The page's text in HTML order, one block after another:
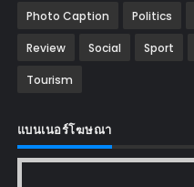
Photo Caption Politics
Review Social Sport
Tourism
แบนเนอร์โฆษณา